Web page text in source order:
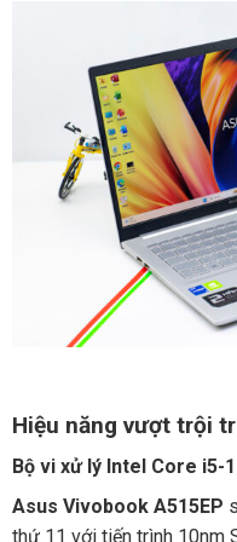
Hiệu năng vượt trội
Bộ vi xử lý Intel Core i5-
Asus Vivobook A515EP
thứ 11 với tiến trình 10nm